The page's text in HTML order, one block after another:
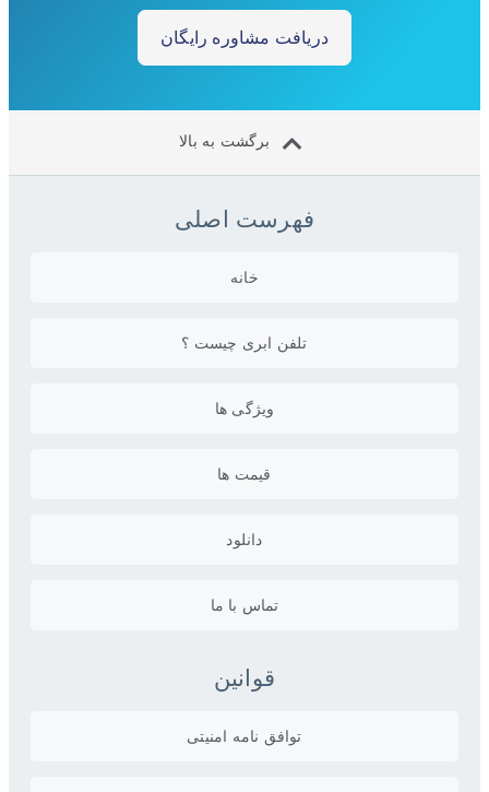
دریافت مشاوره رایگان
برگشت به بالا
فهرست اصلی
خانه
تلفن ابری چیست ؟
ویژگی ها
قیمت ها
دانلود
تماس با ما
قوانین
توافق نامه امنیتی